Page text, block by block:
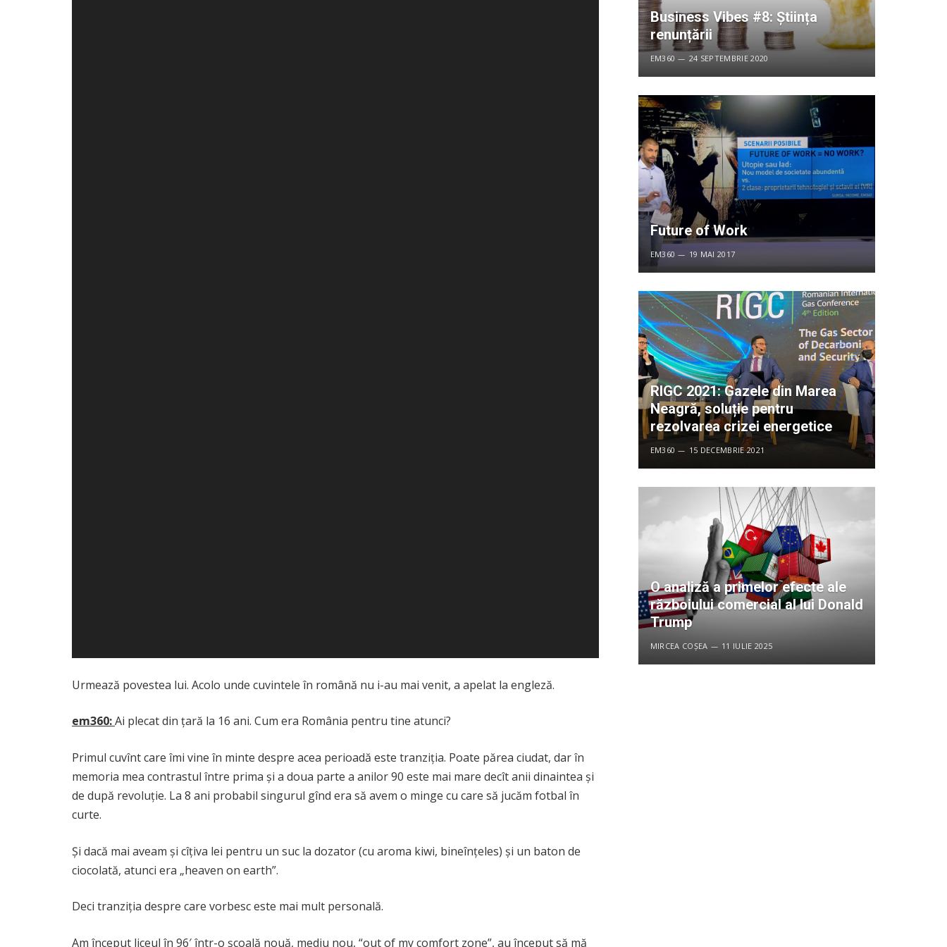
Urmează povestea lui. Acolo unde cuvintele în română nu i-au mai venit, a apelat la engleză.
em360:Ai plecat din țară la 16 ani. Cum era România pentru tine atunci?
Primul cuvînt care îmi vine în minte despre acea perioadă este tranziția. Poate părea ciudat, dar în
memoria mea contrastul între prima și a doua parte a anilor 90 este mai mare decît anii dinaintea și
de după revoluție. La 8 ani probabil singurul gînd era să avem o minge cu care să jucăm fotbal în
curte.
Și dacă mai aveam și cîțiva lei pentru un suc la dozator (cu aroma kiwi, bineînțeles) și un baton de
ciocolată, atunci era „heaven on earth”.
Deci tranziția despre care vorbesc este mai mult personală.
Am început liceul în 96′ într-o școală nouă, mediu nou, “out of my comfort zone”, au început să mă
Business Vibes #8: Știința
renunțării
EM360 24 SEPTEMBRIE 2020
Future of Work
EM360 19 MAI 2017
RIGC 2021: Gazele din Marea
Neagră, soluție pentru
rezolvarea crizei energetice
EM360 15 DECEMBRIE 2021
O analiză a primelor efecte ale
războiului comercial al lui Donald
Trump
MIRCEA COȘEA 11 IULIE 2025